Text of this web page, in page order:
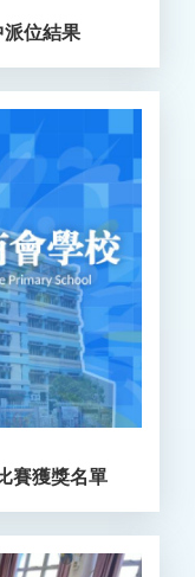
位結果
賽獲獎名單